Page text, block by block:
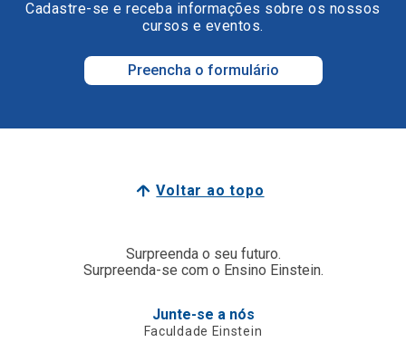
Cadastre-se e receba informações sobre os nossos
cursos e eventos.
Preencha o formulário
Voltar ao topo
Surpreenda o seu futuro.
Surpreenda-se com o Ensino Einstein.
Junte-se a nós
Faculdade Einstein